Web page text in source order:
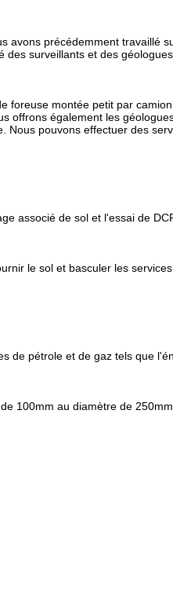
avons précédemment travaillé
surveillants et des
foreuse montée petit par
offrons également les
Nous pouvons effectuer des
associé de sol et l'essai de
le sol et basculer les
de pétrole et de gaz tels que
100mm au diamètre de 250mm.